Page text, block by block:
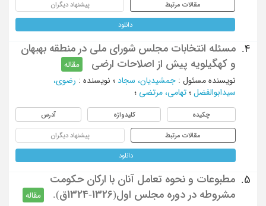
مقالات مرتبط پیشنهاد دیگران
دانلود
4.
مسئله انتخابات مجلس شورای ملی در منطقه بهبهان
و کهگیلویه پیش از اصلاحات ارضی
مقاله
نویسنده مسئول : جمشیدیان، سجاد ؛ نویسنده : رضوی،
سیدابوالفضل ؛ تهامی، مرتضی ؛
چکیده کلیدواژه آدرس
مقالات مرتبط پیشنهاد دیگران
دانلود
5.
مطبوعات و نحوه تعامل آنان با ارکان حکومت
مشروطه در دوره مجلس اول(1326-1324ق).
مقاله